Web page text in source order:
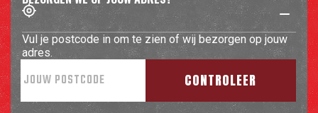
Vul je postcode in om te zien of wij bezorgen op jouw
adres.
CONTROLEER
© MAROSGOES.NL
PRIVACY- EN COOKIEVERLARING